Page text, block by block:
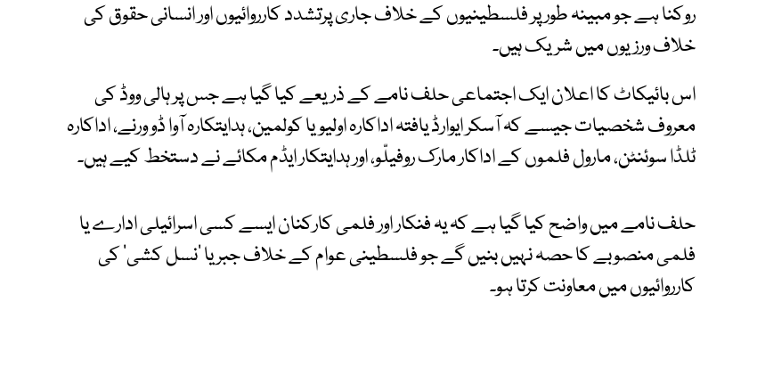
روکنا ہے جو مبینہ طور پر فلسطینیوں کے خلاف جاری پرتشدد کارروائیوں اور انسانی حقوق کی
خلاف ورزیوں میں شریک ہیں۔
اس بائیکاٹ کا اعلان ایک اجتماعی حلف نامے کے ذریعے کیا گیا ہے جس پر ہالی ووڈ کی
معروف شخصیات جیسے کہ آسکر ایوارڈ یافتہ اداکارہ اولیویا کولمین، ہدایتکارہ آوا ڈو ورنے، اداکارہ
ٹلڈا سوئنٹن، مارول فلموں کے اداکار مارک روفیلّو، اور ہدایتکار ایڈم مکائے نے دستخط کیے ہیں۔
حلف نامے میں واضح کیا گیا ہے کہ یہ فنکار اور فلمی کارکنان ایسے کسی اسرائیلی ادارے یا
فلمی منصوبے کا حصہ نہیں بنیں گے جو فلسطینی عوام کے خلاف جبر یا ’نسل کشی‘ کی
کارروائیوں میں معاونت کرتا ہو۔